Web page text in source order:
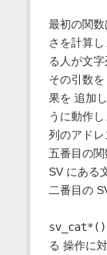
最初の関数
さを計算
る人が文
その引数を
果を 追加
うに動作
列のアドレ
五番目の
SV にある
二番目の
sv_cat*()
る 操作に